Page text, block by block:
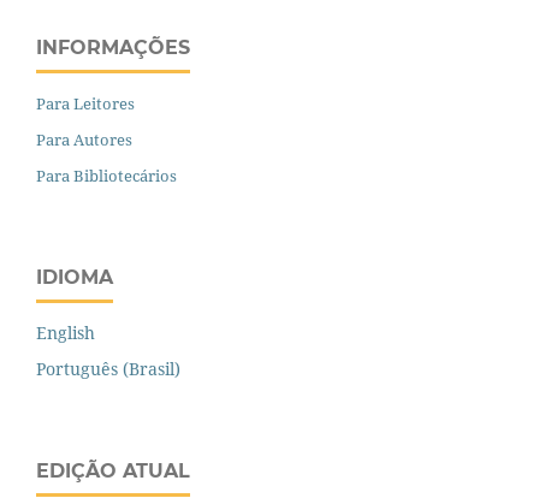
INFORMAÇÕES
Para Leitores
Para Autores
Para Bibliotecários
IDIOMA
English
Português (Brasil)
EDIÇÃO ATUAL